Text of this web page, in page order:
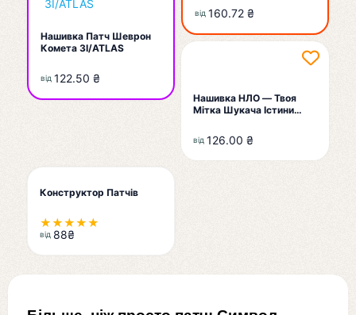
Нашивка Патч Шеврон
Комета 3I/ATLAS
від 122.50 ₴
Космічного Таксі — Твій
Пропуск У Всесвіт
Пригод!
від 160.72 ₴
Нашивка НЛО — Твоя
Мітка Шукача Істини
від 126.00 ₴
Конструктор Патчів
★★★★★
від 88₴